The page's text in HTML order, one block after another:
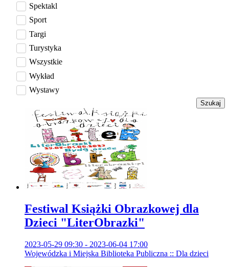
Spektakl
Sport
Targi
Turystyka
Wszystkie
Wykład
Wystawy
Szukaj
Festiwal Książki Obrazkowej dla
Dzieci "LiterObrazki"
2023-05-29 09:30 - 2023-06-04 17:00
Wojewódzka i Miejska Biblioteka Publiczna :: Dla dzieci